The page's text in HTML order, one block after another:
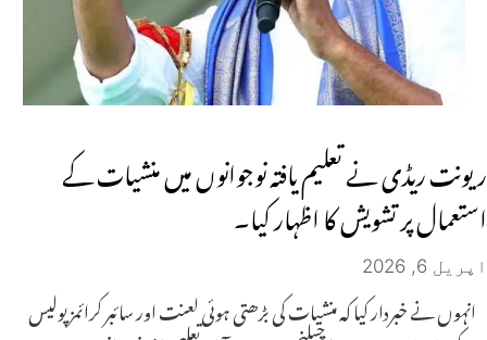
ریونت ریڈی نے تعلیم یافتہ نوجوانوں میں منشیات کے
استعمال پر تشویش کا اظہار کیا۔
اپریل 6, 2026
انہوں نے خبردار کیا کہ منشیات کی بڑھتی ہوئی لعنت اور سائبر کرائمز پولیس